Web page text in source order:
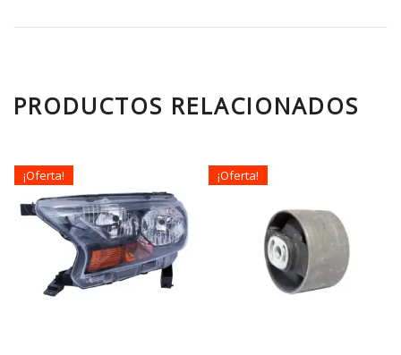
PRODUCTOS RELACIONADOS
¡Oferta! ¡Oferta!